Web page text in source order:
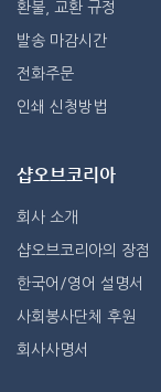
환불, 교환 규정
발송 마감시간
전화주문
인쇄 신청방법
샵오브코리아
회사 소개
샵오브코리아의 장점
한국어/영어 설명서
사회봉사단체 후원
회사사명서